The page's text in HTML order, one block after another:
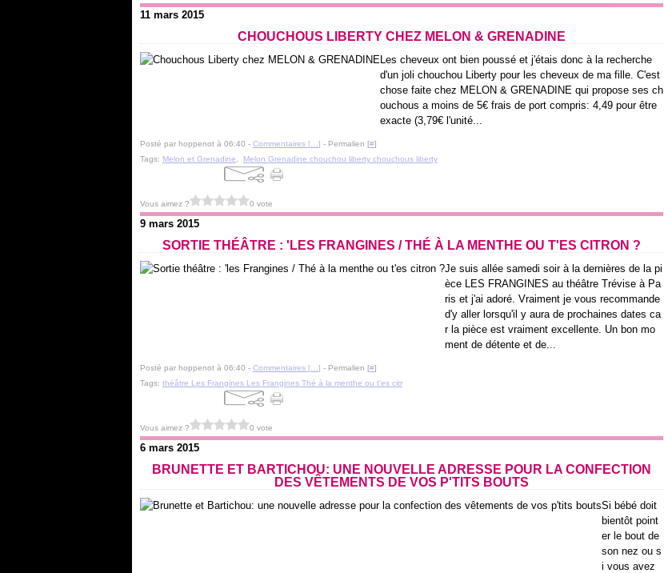
11 mars 2015
CHOUCHOUS LIBERTY CHEZ MELON & GRENADINE
Les cheveux ont bien poussé et j'étais donc à la recherche
d'un joli chouchou Liberty pour les cheveux de ma fille. C'est
chose faite chez MELON & GRENADINE qui propose ses ch
ouchous a moins de 5€ frais de port compris: 4,49 pour être
exacte (3,79€ l'unité...
Posté par hoppenot à 06:40 - Commentaires [ ] - Permalien [#]
Tags: Melon et Grenadine Melon Grenadine chouchou liberty chouchous liberty
Vous aimez ? 0 vote
9 mars 2015
SORTIE THÉÂTRE : 'LES FRANGINES / THÉ À LA MENTHE OU T'ES CITRON ?
Je suis allée samedi soir à la dernières de la pi
èce LES FRANGINES au théâtre Trévise à Pa
ris et j'ai adoré. Vraiment je vous recommande
d'y aller lorsqu'il y aura de prochaines dates ca
r la pièce est vraiment excellente. Un bon mo
ment de détente et de...
Posté par hoppenot à 06:40 - Commentaires [ ] - Permalien [#]
Tags: théâtre Les Frangines Les Frangines Thé à la menthe ou t'es citr
Vous aimez ? 0 vote
6 mars 2015
BRUNETTE ET BARTICHOU: UNE NOUVELLE ADRESSE POUR LA CONFECTION
DES VÊTEMENTS DE VOS P'TITS BOUTS
Si bébé doit
bientôt point
er le bout de
son nez ou s
i vous avez